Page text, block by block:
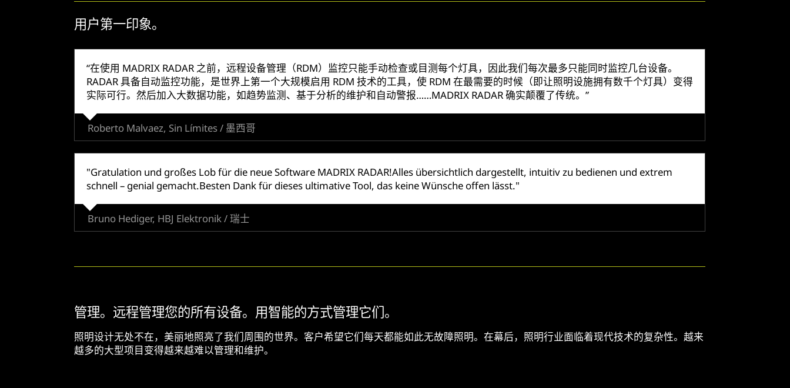
用户第一印象。
“在使用 MADRIX RADAR 之前，远程设备管理（RDM）监控只能手动检查或目测每个灯具，因此我们每次最多只能同时监控几台设备。
RADAR 具备自动监控功能，是世界上第一个大规模启用 RDM 技术的工具，使 RDM 在最需要的时候（即让照明设施拥有数千个灯具）变得
实际可行。然后加入大数据功能，如趋势监测、基于分析的维护和自动警报……MADRIX RADAR 确实颠覆了传统。”
Roberto Malvaez, Sin Límites / 墨西哥
"Gratulation und großes Lob für die neue Software MADRIX RADAR!Alles übersichtlich dargestellt, intuitiv zu bedienen und extrem
schnell – genial gemacht.Besten Dank für dieses ultimative Tool, das keine Wünsche offen lässt."
Bruno Hediger, HBJ Elektronik / 瑞士
管理。远程管理您的所有设备。用智能的方式管理它们。
照明设计无处不在，美丽地照亮了我们周围的世界。客户希望它们每天都能如此无故障照明。在幕后，照明行业面临着现代技术的复杂性。越来
越多的大型项目变得越来越难以管理和维护。